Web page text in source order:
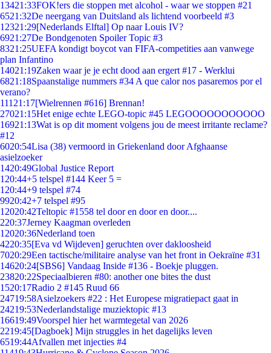
13421:33FOK!ers die stoppen met alcohol - waar we stoppen #21
6521:32De neergang van Duitsland als lichtend voorbeeld #3
12321:29[Nederlands Elftal] Op naar Louis IV?
6921:27De Bondgenoten Spoiler Topic #3
8321:25UEFA kondigt boycot van FIFA-competities aan vanwege
plan Infantino
14021:19Zaken waar je je echt dood aan ergert #17 - Werklui
6821:18Spaanstalige nummers #34 A que calor nos pasaremos por el
verano?
111 21:17[Wielrennen #616] Brennan!
27021:15Het enige echte LEGO-topic #45 LEGOOOOOOOOOOO
16921:13Wat is op dit moment volgens jou de meest irritante reclame?
#12
6020:54Lisa (38) vermoord in Griekenland door Afghaanse
asielzoeker
1420:49Global Justice Report
1 20:44+5 telspel #144 Keer 5 =
1 20:44+9 telspel #74
9920:42+7 telspel #95
12020:42Teltopic #1558 tel door en door en door....
220:37Jerney Kaagman overleden
12020:36Nederland toen
4220:35[Eva vd Wijdeven] geruchten over dakloosheid
7020:29Een tactische/militaire analyse van het front in Oekraïne #31
14620:24[SBS6] Vandaag Inside #136 - Boekje pluggen.
23820:22Speciaalbieren #80: another one bites the dust
1520:17Radio 2 #145 Ruud 66
24719:58Asielzoekers #22 : Het Europese migratiepact gaat in
24219:53Nederlandstalige muziektopic #13
16619:49Voorspel hier het warmtegetal van 2026
2219:45[Dagboek] Mijn struggles in het dagelijks leven
6519:44Afvallen met injecties #4